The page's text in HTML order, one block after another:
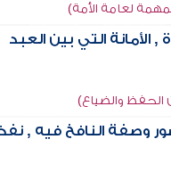
لعامة الأمة)
, الأمانة التي بين العبد
الحفظ والضياع)
وصفة النافخ فيه ,